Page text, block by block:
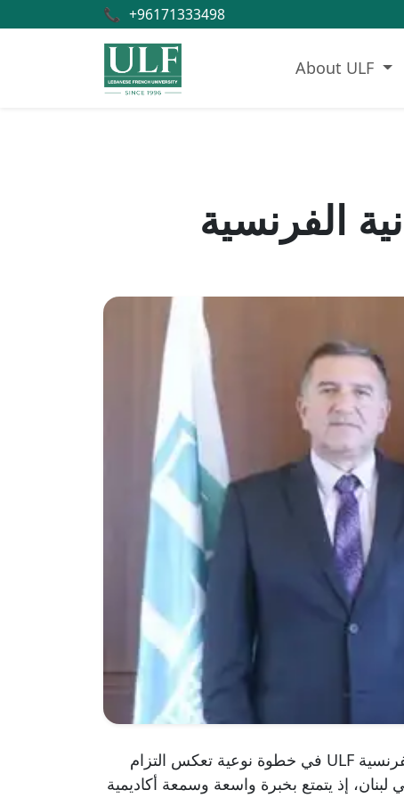
📞 +96171333498
About ULF
الفرنسية
خطوة تعزز المسار الأكاديمي وتُرسي معالم المستقبل انضم الدكتور وليد مبيض إلى عائلة الجامعة اللبنانية الفرنسية ULF في خطوة نوعية تعكس التزام
لبنان، إذ يتمتع بخبرة واسعة وسمعة أكاديمية